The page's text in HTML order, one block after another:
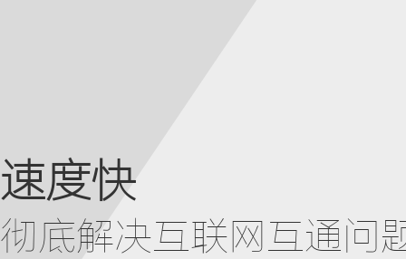
速度快
彻底解决互联网互通问